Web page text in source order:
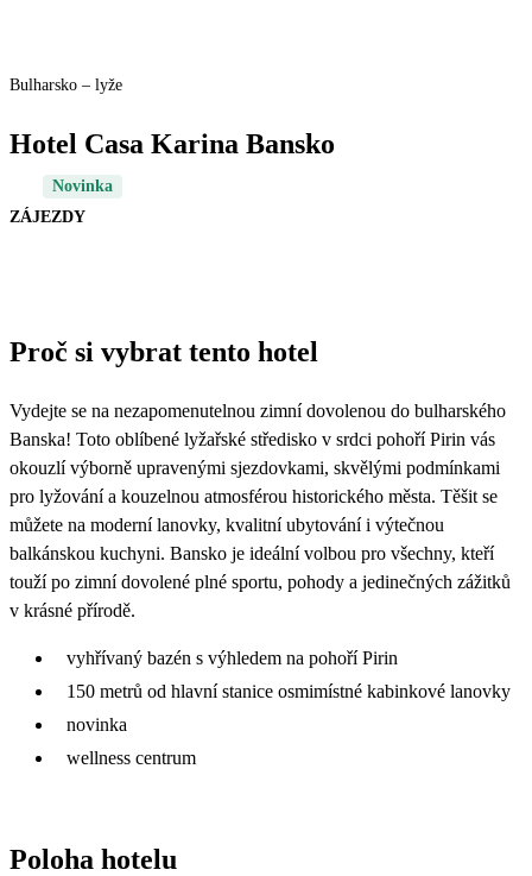
Bulharsko – lyže
Hotel Casa Karina Bansko
Novinka
ZÁJEZDY
Proč si vybrat tento hotel
Vydejte se na nezapomenutelnou zimní dovolenou do bulharského
Banska! Toto oblíbené lyžařské středisko v srdci pohoří Pirin vás
okouzlí výborně upravenými sjezdovkami, skvělými podmínkami
pro lyžování a kouzelnou atmosférou historického města. Těšit se
můžete na moderní lanovky, kvalitní ubytování i výtečnou
balkánskou kuchyni. Bansko je ideální volbou pro všechny, kteří
touží po zimní dovolené plné sportu, pohody a jedinečných zážitků
v krásné přírodě.
vyhřívaný bazén s výhledem na pohoří Pirin
150 metrů od hlavní stanice osmimístné kabinkové lanovky
novinka
wellness centrum
Poloha hotelu